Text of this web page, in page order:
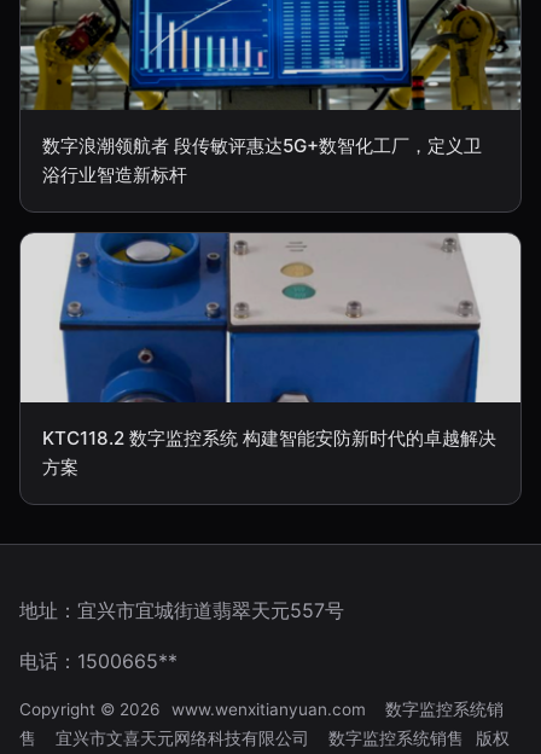
数字浪潮领航者 段传敏评惠达5G+数智化工厂，定义卫
浴行业智造新标杆
KTC118.2 数字监控系统 构建智能安防新时代的卓越解决
方案
地址：宜兴市宜城街道翡翠天元557号
电话：1500665**
Copyright © 2026 www.wenxitianyuan.com
数字监控系统销
售
宜兴市文喜天元网络科技有限公司 数字监控系统销售 版权